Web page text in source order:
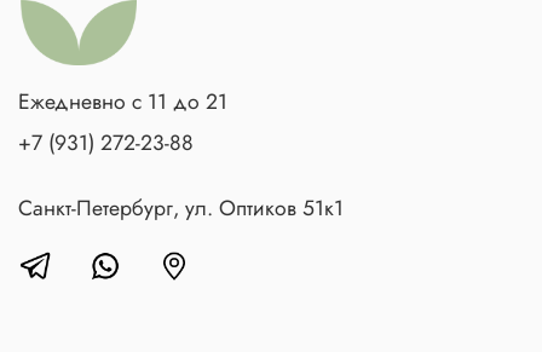
Ежедневно с 11 до 21
+7 (931) 272-23-88
Санкт-Петербург, ул. Оптиков 51к1